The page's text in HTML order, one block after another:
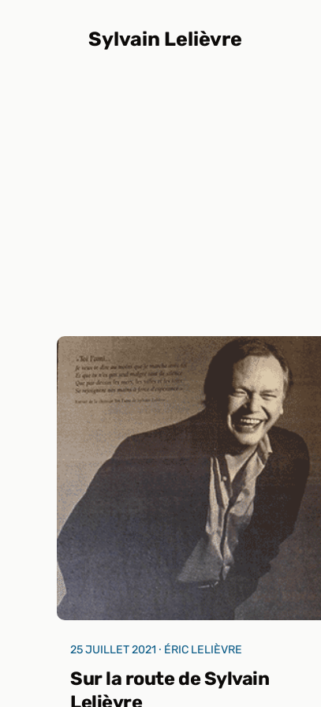
Sylvain Lelièvre
Sur la route de Sylvain
Lelièvre
25 JUILLET 2021 ⸱ ÉRIC LELIÈVRE